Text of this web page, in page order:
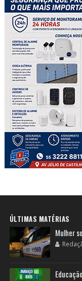
ÚLTIMAS MATÉRIAS
Mulher